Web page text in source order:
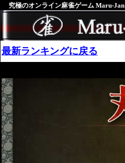
究極のオンライン麻雀ゲーム Maru-Jan
最新ランキングに戻る